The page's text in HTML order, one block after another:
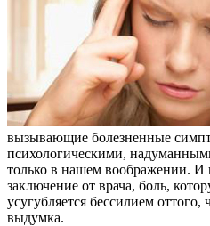
вызывающие болезненные
психологическими,
только в нашем воображении. И
заключение от врача, боль,
усугубляется бессилием оттого,
выдумка.